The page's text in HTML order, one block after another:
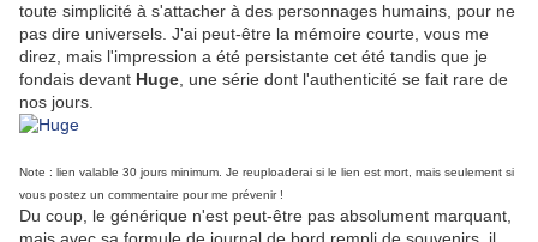
toute simplicité à s'attacher à des personnages humains, pour ne
pas dire universels. J'ai peut-être la mémoire courte, vous me
direz, mais l'impression a été persistante cet été tandis que je
fondais devant Huge , une série dont l'authenticité se fait rare de
nos jours.
Note : lien valable 30 jours minimum. Je reuploaderai si le lien est mort, mais seulement si
vous postez un commentaire pour me prévenir !
Du coup, le générique n'est peut-être pas absolument marquant,